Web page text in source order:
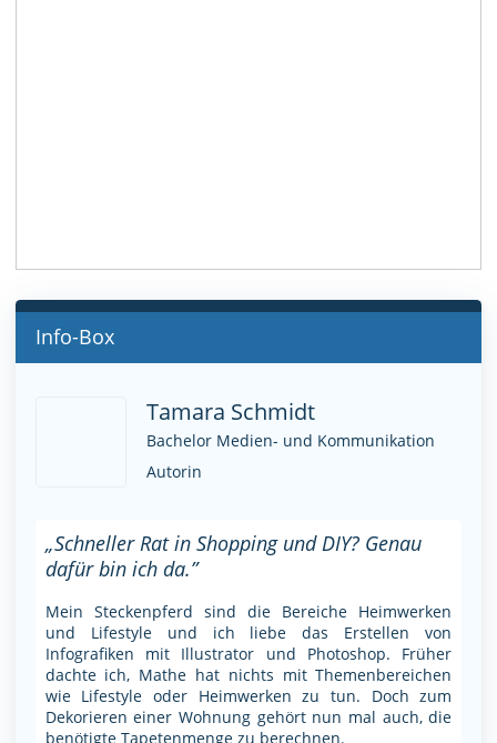
Info-Box
Tamara Schmidt
Bachelor Medien- und Kommunikation
Autorin
„Schneller Rat in Shopping und DIY? Genau
dafür bin ich da.”
Mein Steckenpferd sind die Bereiche Heimwerken
und Lifestyle und ich liebe das Erstellen von
Infografiken mit Illustrator und Photoshop. Früher
dachte ich, Mathe hat nichts mit Themenbereichen
wie Lifestyle oder Heimwerken zu tun. Doch zum
Dekorieren einer Wohnung gehört nun mal auch, die
benötigte Tapetenmenge zu berechnen.